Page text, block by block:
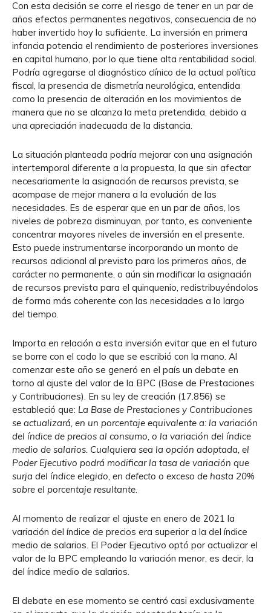
Con esta decisión se corre el riesgo de tener en un par de
años efectos permanentes negativos, consecuencia de no
haber invertido hoy lo suficiente. La inversión en primera
infancia potencia el rendimiento de posteriores inversiones
en capital humano, por lo que tiene alta rentabilidad social.
Podría agregarse al diagnóstico clínico de la actual política
fiscal, la presencia de dismetría neurológica, entendida
como la presencia de alteración en los movimientos de
manera que no se alcanza la meta pretendida, debido a
una apreciación inadecuada de la distancia.
La situación planteada podría mejorar con una asignación
intertemporal diferente a la propuesta, la que sin afectar
necesariamente la asignación de recursos prevista, se
acompase de mejor manera a la evolución de las
necesidades. Es de esperar que en un par de años, los
niveles de pobreza disminuyan, por tanto, es conveniente
concentrar mayores niveles de inversión en el presente.
Esto puede instrumentarse incorporando un monto de
recursos adicional al previsto para los primeros años, de
carácter no permanente, o aún sin modificar la asignación
de recursos prevista para el quinquenio, redistribuyéndolos
de forma más coherente con las necesidades a lo largo
del tiempo.
Importa en relación a esta inversión evitar que en el futuro
se borre con el codo lo que se escribió con la mano. Al
comenzar este año se generó en el país un debate en
torno al ajuste del valor de la BPC (Base de Prestaciones
y Contribuciones). En su ley de creación (17.856) se
estableció que: La Base de Prestaciones y Contribuciones
se actualizará, en un porcentaje equivalente a: la variación
del índice de precios al consumo, o la variación del índice
medio de salarios. Cualquiera sea la opción adoptada, el
Poder Ejecutivo podrá modificar la tasa de variación que
surja del índice elegido, en defecto o exceso de hasta 20%
sobre el porcentaje resultante.
Al momento de realizar el ajuste en enero de 2021 la
variación del índice de precios era superior a la del índice
medio de salarios. El Poder Ejecutivo optó por actualizar el
valor de la BPC empleando la variación menor, es decir, la
del índice medio de salarios.
El debate en ese momento se centró casi exclusivamente